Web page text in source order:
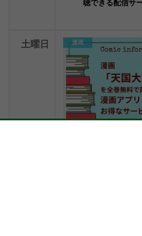
聴できる配信サ
土曜日 漫画